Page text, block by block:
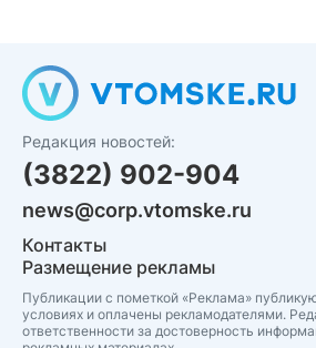
Редакция новостей:
(3822) 902-904
news@corp.vtomske.ru
Контакты
Размещение рекламы
Публикации с пометкой «Реклама»
условиях и оплачены рекламодателями.
ответственности за достоверность